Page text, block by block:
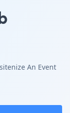
An Event